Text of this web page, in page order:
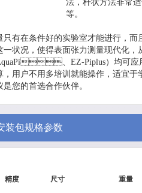
法，杆状方法非常适
等。
有在条件好的实验室才能进行，而
这一状况，使得表面张力测量现代
、EZ-Piplus）均可应用，可
，用户不用多培训就能操作，适宜于
您的首选合作伙伴。
装包规格参数
精度 尺寸 重量